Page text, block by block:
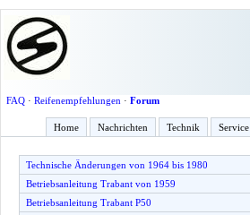
FAQ· Reifenempfehlungen · Forum
Home Nachrichten Technik Service
Technische Änderungen von 1964 bis 1980
Betriebsanleitung Trabant von 1959
Betriebsanleitung Trabant P50